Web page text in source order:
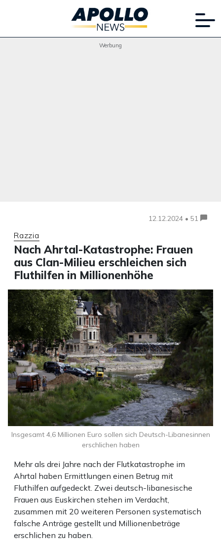
Werbung
12.12.2024 • 51
Razzia
Nach Ahrtal-Katastrophe: Frauen
aus Clan-Milieu erschleichen sich
Fluthilfen in Millionenhöhe
Mehr als drei Jahre nach der Flutkatastrophe im
Ahrtal haben Ermittlungen einen Betrug mit
Fluthilfen aufgedeckt. Zwei deutsch-libanesische
Frauen aus Euskirchen stehen im Verdacht,
zusammen mit 20 weiteren Personen systematisch
falsche Anträge gestellt und Millionenbeträge
erschlichen zu haben.
Insgesamt 4,6 Millionen Euro sollen sich Deutsch-Libanesinnen
erschlichen haben